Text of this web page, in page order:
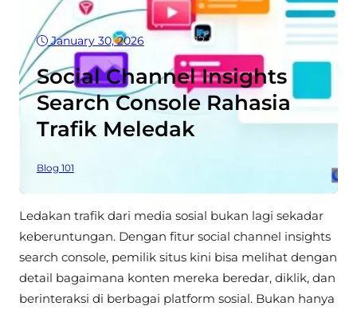
January 30, 2026 •12 Min read
Social Channel Insights
Search Console Rahasia
Trafik Meledak
Blog 101
Ledakan trafik dari media sosial bukan lagi sekadar
keberuntungan. Dengan fitur social channel insights
search console, pemilik situs kini bisa melihat dengan
detail bagaimana konten mereka beredar, diklik, dan
berinteraksi di berbagai platform sosial. Bukan hanya